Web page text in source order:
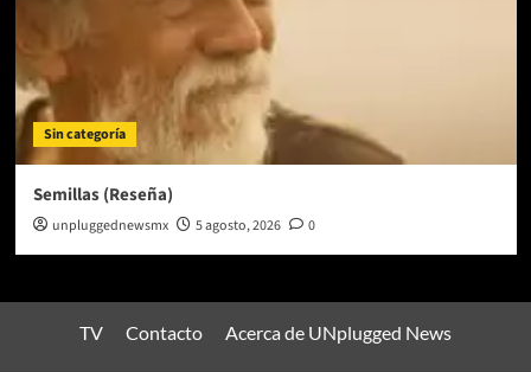
Sin categoría
Semillas (Reseña)
unpluggednewsmx 5 agosto, 2026 0
TV Contacto Acerca de UNplugged News